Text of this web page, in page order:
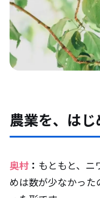
農業を、は
奥村 ： もともと、ニ
めは数が少なかっ